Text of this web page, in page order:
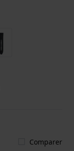
Comparer